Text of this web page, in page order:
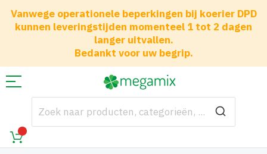
Vanwege operationele beperkingen bij koerier DPD
kunnen leveringstijden momenteel 1 tot 2 dagen
langer uitvallen.
Bedankt voor uw begrip.